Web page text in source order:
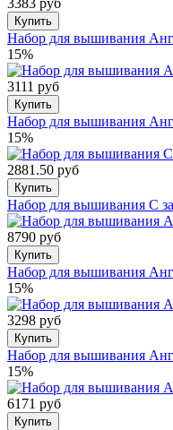
3383 руб
Купить
Набор для вышивания
15%
3111 руб
Купить
Набор для вышивания
15%
2881.50 руб
Купить
Набор для вышивания С
8790 руб
Купить
Набор для вышивания
15%
3298 руб
Купить
Набор для вышивания
15%
6171 руб
Купить